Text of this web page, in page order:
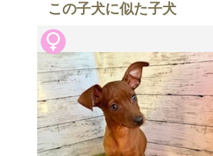
この子犬に似た子犬